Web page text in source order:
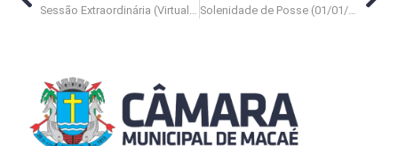
Solenidade de Posse (01/01/2021)